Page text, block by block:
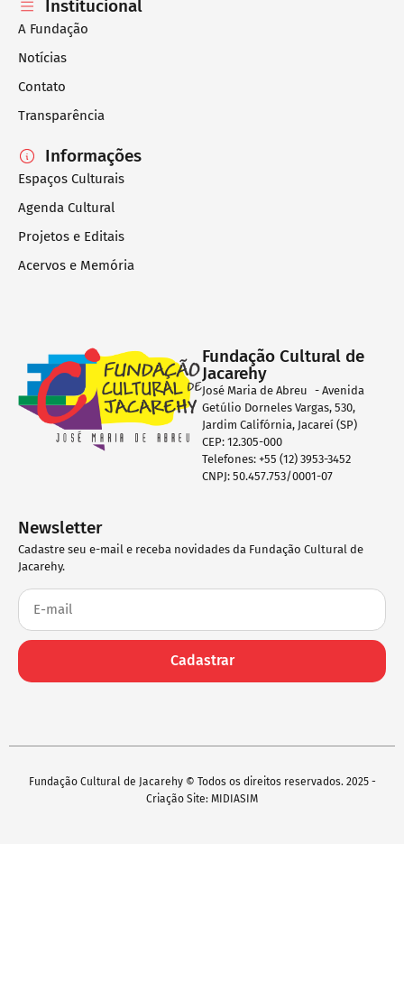
Institucional
A Fundação
Notícias
Contato
Transparência
Informações
Espaços Culturais
Agenda Cultural
Projetos e Editais
Acervos e Memória
Fundação Cultural de
Jacarehy
José Maria de Abreu - Avenida
Getúlio Dorneles Vargas, 530,
Jardim Califórnia, Jacareí (SP)
CEP: 12.305-000
Telefones: +55 (12) 3953-3452
CNPJ: 50.457.753/0001-07
Newsletter
Cadastre seu e-mail e receba novidades da Fundação Cultural de
Jacarehy.
Cadastrar
Fundação Cultural de Jacarehy © Todos os direitos reservados. 2025 -
Criação Site: MIDIASIM